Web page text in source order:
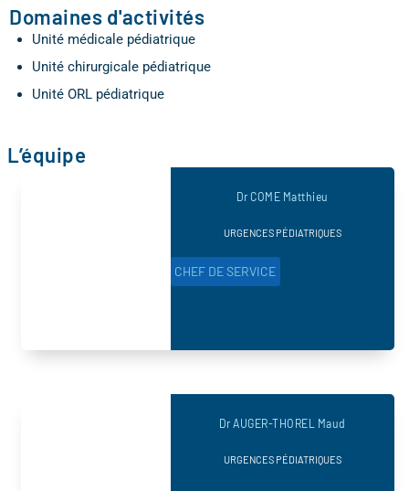
Domaines d'activités
Unité médicale pédiatrique
Unité chirurgicale pédiatrique
Unité ORL pédiatrique
L’équipe
Dr COME Matthieu
URGENCES PÉDIATRIQUES
CHEF DE SERVICE
Dr AUGER-THOREL Maud
URGENCES PÉDIATRIQUES